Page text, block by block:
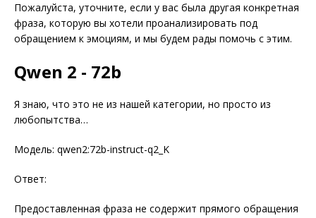
Пожалуйста, уточните, если у вас была другая конкретная
фраза, которую вы хотели проанализировать под
обращением к эмоциям, и мы будем рады помочь с этим.
Qwen 2 - 72b
Я знаю, что это не из нашей категории, но просто из
любопытства…
Модель: qwen2:72b-instruct-q2_K
Ответ:
Предоставленная фраза не содержит прямого обращения